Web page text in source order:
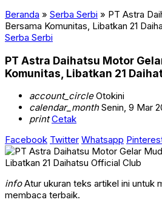
Beranda » Serba Serbi » PT Astra
Bersama Komunitas, Libatkan 21
Serba Serbi
PT Astra Daihatsu Motor
Komunitas, Libatkan 21
account_circleOtokini
calendar_monthSenin, 9 Mar
print Cetak
Facebook Twitter Whatsapp
infoAtur ukuran teks artikel ini untuk
membaca terbaik.